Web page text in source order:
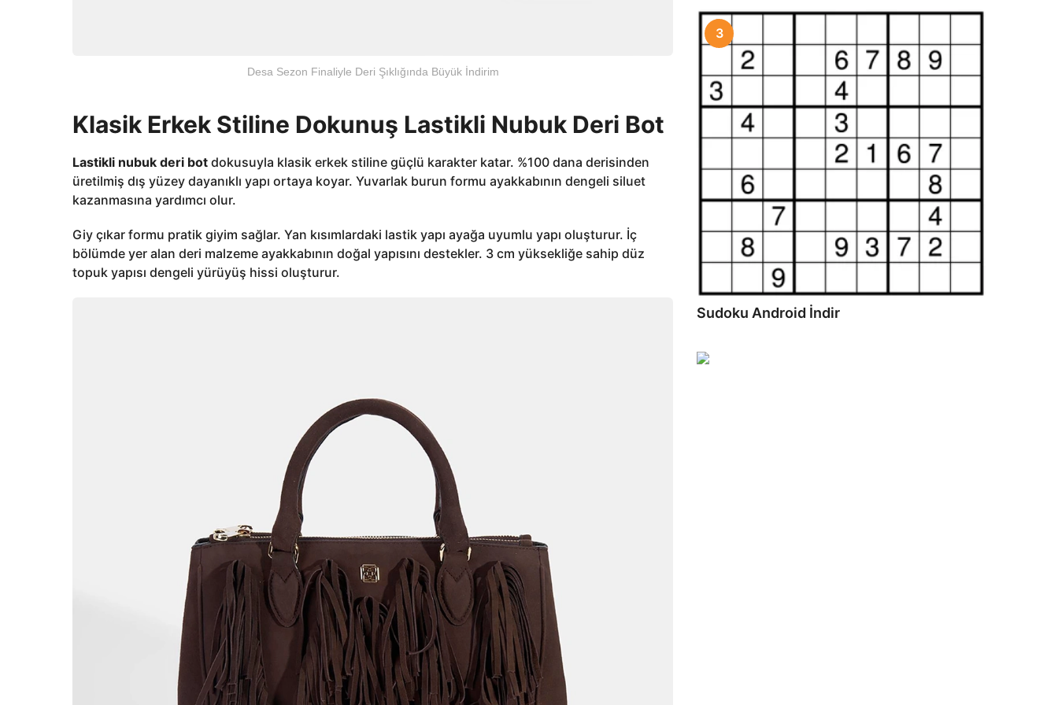
Desa Sezon Finaliyle Deri Şıklığında Büyük İndirim
Klasik Erkek Stiline Dokunuş Lastikli Nubuk Deri Bot
Lastikli nubuk deri bot dokusuyla klasik erkek stiline güçlü karakter katar. %100 dana derisinden
üretilmiş dış yüzey dayanıklı yapı ortaya koyar. Yuvarlak burun formu ayakkabının dengeli siluet
kazanmasına yardımcı olur.
Giy çıkar formu pratik giyim sağlar. Yan kısımlardaki lastik yapı ayağa uyumlu yapı oluşturur. İç
bölümde yer alan deri malzeme ayakkabının doğal yapısını destekler. 3 cm yüksekliğe sahip düz
topuk yapısı dengeli yürüyüş hissi oluşturur.
3
Sudoku Android İndir